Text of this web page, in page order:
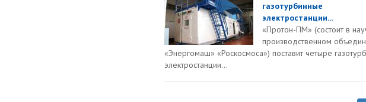
газотурбинные
электростанции...
«Протон-ПМ» (состоит в
производственном
«Энергомаш» «Роскосмоса») поставит четыре
электростанции...